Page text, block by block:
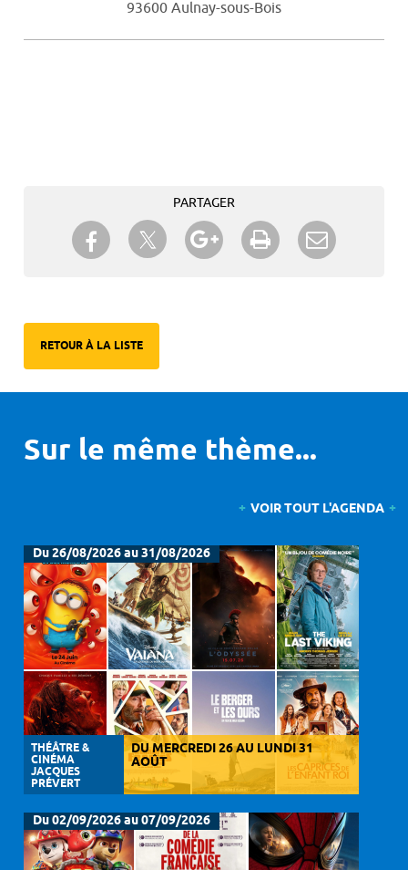
93600 Aulnay-sous-Bois
PARTAGER
Partager sur Facebook
Partager sur TwitterPartager sur Google+
Imprimer
RETOUR À LA LISTE
Sur le même thème...
VOIR TOUT L'AGENDA
Du 26/08/2026 au 31/08/2026
THÉÂTRE &
CINÉMA
JACQUES
PRÉVERT
DU MERCREDI 26 AU LUNDI 31
AOÛT
Du 02/09/2026 au 07/09/2026